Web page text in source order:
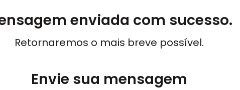
enviada com sucesso.
Retornaremos o mais breve possível.
Envie sua mensagem